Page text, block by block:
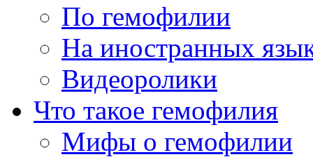
По гемофилии
На иностранных
Видеоролики
Что такое гемофилия
Мифы о гемофилии